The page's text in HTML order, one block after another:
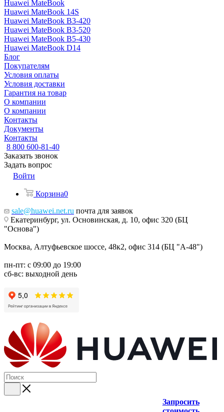
Huawei MateBook
Huawei MateBook 14S
Huawei MateBook B3-420
Huawei MateBook B3-520
Huawei MateBook B5-430
Huawei MateBook D14
Блог
Покупателям
Условия оплаты
Условия доставки
Гарантия на товар
О компании
О компании
Контакты
Документы
Контакты
8 800 600-81-40
Заказать звонок
Задать вопрос
Войти
Корзина0
sale@huawei.net.ru почта для заявок
Екатеринбург, ул. Основинская, д. 10, офис 320 (БЦ
"Основа")
Москва, Алтуфьевское шоссе, 48к2, офис 314 (БЦ "А-48")
пн-пт: с 09:00 до 19:00
сб-вс: выходной день
Запросить